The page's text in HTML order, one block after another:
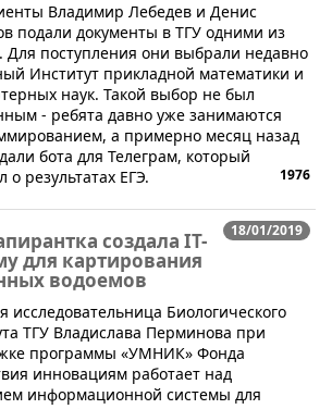
Владимир Лебедев и Денис
подали документы в ТГУ одними из
Для поступления они выбрали недавно
Институт прикладной математики и
наук. Такой выбор не был
- ребята давно уже занимаются
а примерно месяц назад
бота для Телеграм, который
о результатах ЕГЭ.
1976
18/01/2019
создала IT-
для картирования
водоемов
исследовательница Биологического
ТГУ Владислава Перминова при
программы «УМНИК» Фонда
инновациям работает над
информационной системы для